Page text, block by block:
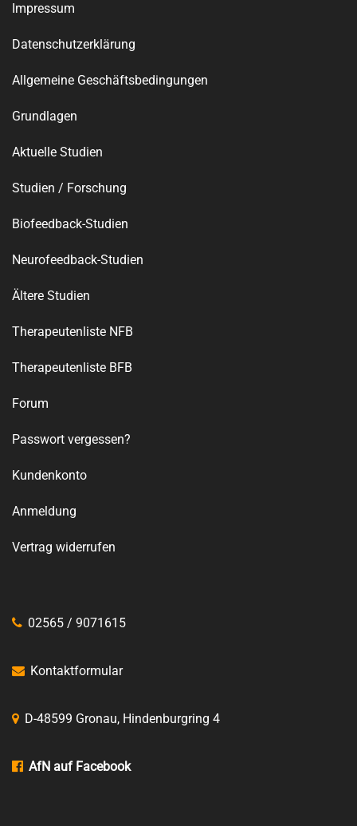
Impressum
Datenschutzerklärung
Allgemeine Geschäftsbedingungen
Grundlagen
Aktuelle Studien
Studien / Forschung
Biofeedback-Studien
Neurofeedback-Studien
Ältere Studien
Therapeutenliste NFB
Therapeutenliste BFB
Forum
Passwort vergessen?
Kundenkonto
Anmeldung
Vertrag widerrufen
02565 / 9071615
Kontaktformular
D-48599 Gronau, Hindenburgring 4
AfN auf Facebook